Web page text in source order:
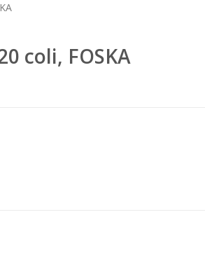
coli, FOSKA